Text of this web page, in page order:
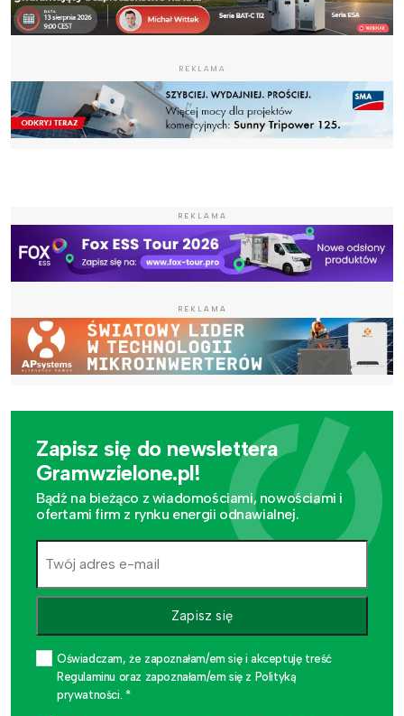
REKLAMA
REKLAMA
REKLAMA
Zapisz się do newslettera
Gramwzielone.pl!
Bądź na bieżąco z wiadomościami, nowościami i
ofertami firm z rynku energii odnawialnej.
Zapisz się
Oświadczam, że zapoznałam/em się i akceptuję treść
Regulaminu oraz zapoznałam/em się z Polityką
prywatności. *